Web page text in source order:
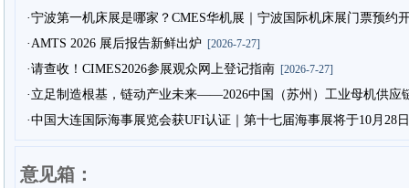
·宁波第一机床展是哪家？CMES华机展｜宁波国际机床展门票预约
·AMTS 2026 展后报告新鲜出炉[2026-7-27]
·请查收！CIMES2026参展观众网上登记指南 [2026-7-27]
·立足制造根基，链动产业未来——2026中国（苏州）工业母机供应
·中国大连国际海事展览会获UFI认证｜第十七届海事展将于10月28
意见箱：